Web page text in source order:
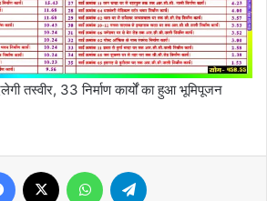
तस्वीर, 33 निर्माण कार्यों का हुआ भूमिपूजन
Facebook WhatsApp